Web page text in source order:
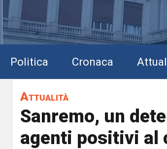
Politica Cronaca
Attualità
Sanremo, un
agenti positivi al